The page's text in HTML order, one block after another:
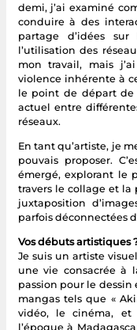
demi, j’ai examiné
conduire à des
partage d’idées
l’utilisation des
mon travail, mais
violence inhérente à
le point de départ
actuel entre
réseaux.
En tant qu’artiste, je
pouvais proposer.
émergé, explorant le
travers le collage et la
juxtaposition
parfois déconnectées
Vos débuts artistiques
Je suis un artiste
une vie consacrée à
passion pour le
mangas tels que «
vidéo, le cinéma, et
l’époque à